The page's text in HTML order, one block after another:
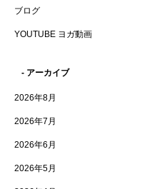
ブログ
YOUTUBE ヨガ動画
- アーカイブ
2026年8月
2026年7月
2026年6月
2026年5月